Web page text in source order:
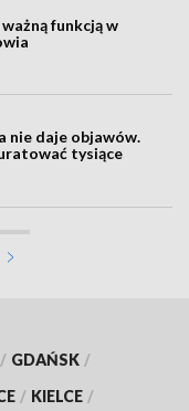
funkcją w
nie daje objawów.
tysiące
/ GDAŃSK /
/ KIELCE /